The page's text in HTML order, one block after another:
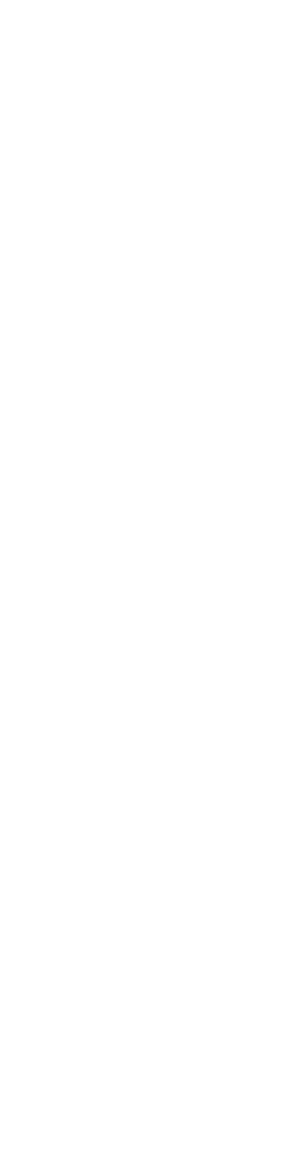
Zugriff auf Informationen auf einem Endgerät
Daten zur Auswahl von Werbeanzeigen
für personalisierte Werbung
Profilen zur Auswahl personalisierter Werbung
von Inhalten
durch Statistiken oder Kombinationen von
der Angebote